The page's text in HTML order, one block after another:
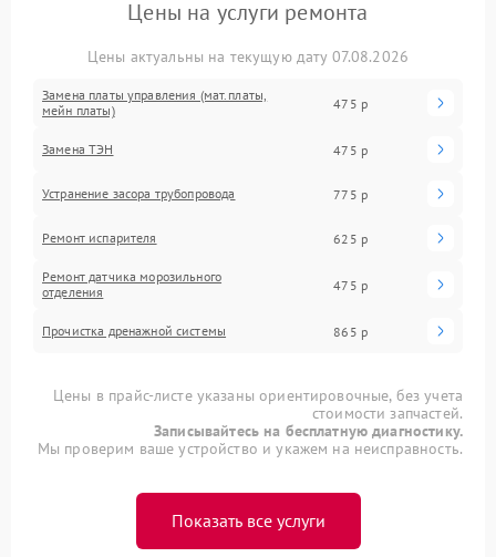
Цены на услуги ремонта
Цены актуальны на текущую дату 07.08.2026
Замена платы управления (мат.платы,
мейн платы)
475 р
Замена ТЭН 475 р
Устранение засора трубопровода 775 р
Ремонт испарителя 625 р
Ремонт датчика морозильного
отделения
475 р
Прочистка дренажной системы 865 р
Цены в прайс-листе указаны ориентировочные, без учета
стоимости запчастей.
Записывайтесь на бесплатную диагностику.
Мы проверим ваше устройство и укажем на неисправность.
Показать все услуги